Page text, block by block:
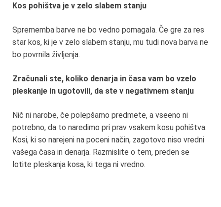
Kos pohištva je v zelo slabem stanju
Sprememba barve ne bo vedno pomagala. Če gre za res
star kos, ki je v zelo slabem stanju, mu tudi nova barva ne
bo povrnila življenja.
Zračunali ste, koliko denarja in časa vam bo vzelo
pleskanje in ugotovili, da ste v negativnem stanju
Nič ni narobe, če polepšamo predmete, a vseeno ni
potrebno, da to naredimo pri prav vsakem kosu pohištva.
Kosi, ki so narejeni na poceni način, zagotovo niso vredni
vašega časa in denarja. Razmislite o tem, preden se
lotite pleskanja kosa, ki tega ni vredno.